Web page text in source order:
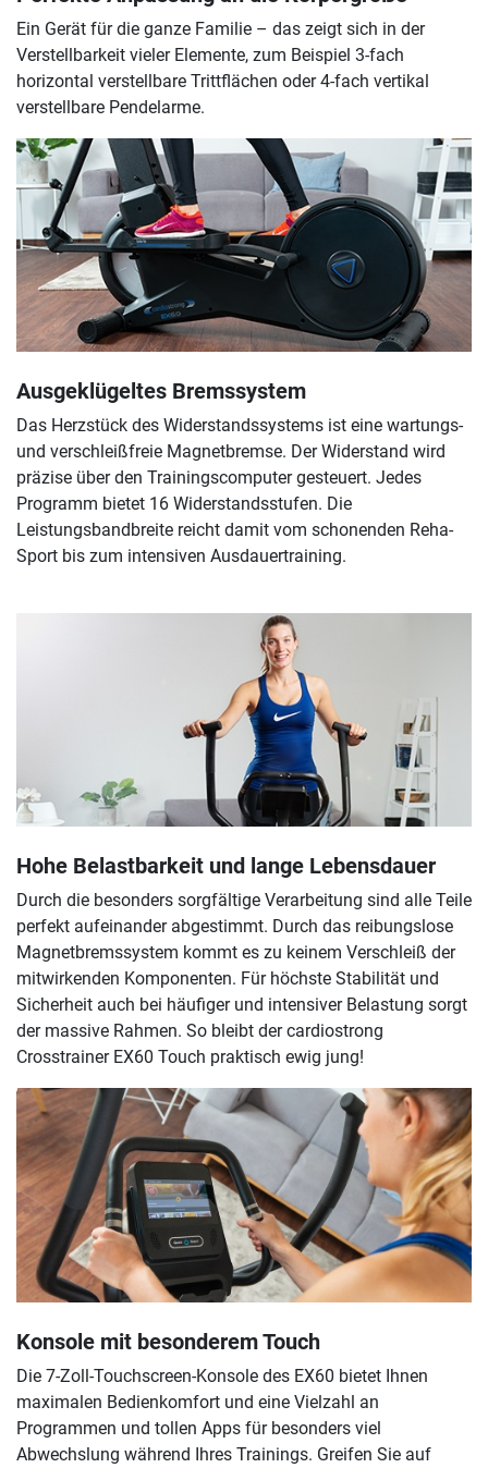
Ein Gerät für die ganze Familie – das zeigt sich in der
Verstellbarkeit vieler Elemente, zum Beispiel 3-fach
horizontal verstellbare Trittflächen oder 4-fach vertikal
verstellbare Pendelarme.
Ausgeklügeltes Bremssystem
Das Herzstück des Widerstandssystems ist eine wartungs-
und verschleißfreie Magnetbremse. Der Widerstand wird
präzise über den Trainingscomputer gesteuert. Jedes
Programm bietet 16 Widerstandsstufen. Die
Leistungsbandbreite reicht damit vom schonenden Reha-
Sport bis zum intensiven Ausdauertraining.
Hohe Belastbarkeit und lange Lebensdauer
Durch die besonders sorgfältige Verarbeitung sind alle Teile
perfekt aufeinander abgestimmt. Durch das reibungslose
Magnetbremssystem kommt es zu keinem Verschleiß der
mitwirkenden Komponenten. Für höchste Stabilität und
Sicherheit auch bei häufiger und intensiver Belastung sorgt
der massive Rahmen. So bleibt der cardiostrong
Crosstrainer EX60 Touch praktisch ewig jung!
Konsole mit besonderem Touch
Die 7-Zoll-Touchscreen-Konsole des EX60 bietet Ihnen
maximalen Bedienkomfort und eine Vielzahl an
Programmen und tollen Apps für besonders viel
Abwechslung während Ihres Trainings. Greifen Sie auf